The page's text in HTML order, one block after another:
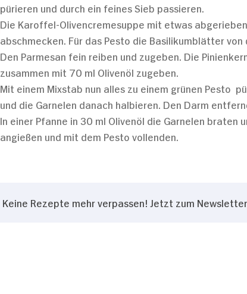
pürieren und durch ein feines Sieb passieren.
Die Karoffel-Olivencremesuppe mit etwas
abschmecken. Für das Pesto die Basilikumblätter
Den Parmesan fein reiben und zugeben. Die
zusammen mit 70 ml Olivenöl zugeben.
Mit einem Mixstab nun alles zu einem grünen Pesto
und die Garnelen danach halbieren. Den Darm
In einer Pfanne in 30 ml Olivenöl die Garnelen
angießen und mit dem Pesto vollenden.
Keine Rezepte mehr verpassen! Jetzt zum